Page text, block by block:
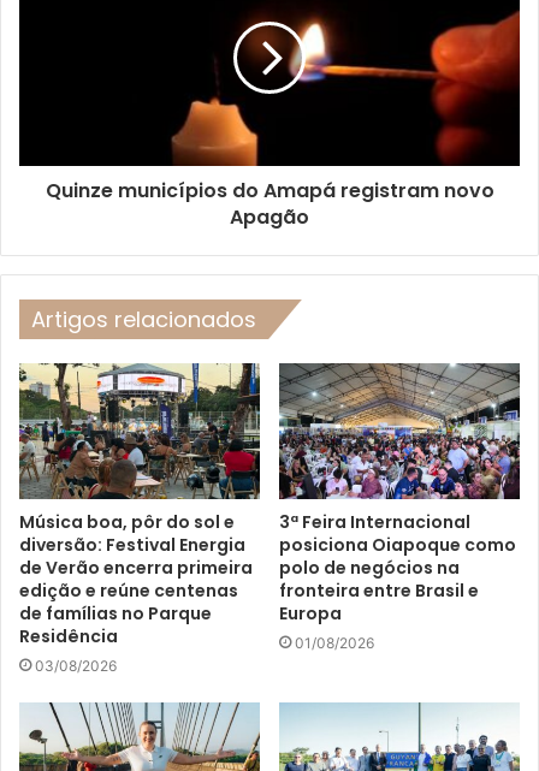
Quinze municípios do Amapá registram novo
Apagão
Artigos relacionados
Música boa, pôr do sol e
diversão: Festival Energia
de Verão encerra primeira
edição e reúne centenas
de famílias no Parque
Residência
03/08/2026
3ª Feira Internacional
posiciona Oiapoque como
polo de negócios na
fronteira entre Brasil e
Europa
01/08/2026